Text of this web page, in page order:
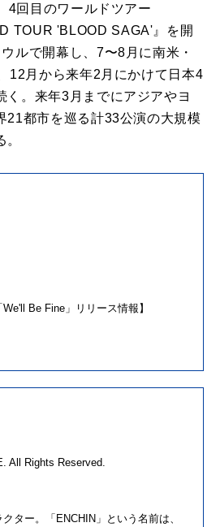
4回目のワールドツアー
TOUR 'BLOOD SAGA'』を開
ルで開幕し、7〜8月に南米・
12月から来年2月にかけて日本4
く。来年3月までにアジアやヨ
21都市を巡る計33公演の大規模
Be Fine」リリース情報】
All Rights Reserved.
ター。「ENCHIN」という名前は、